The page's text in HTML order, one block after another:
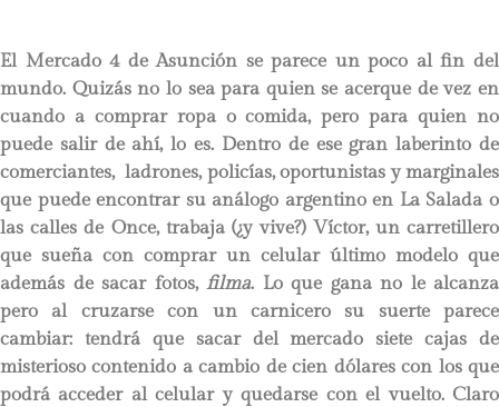
El Mercado 4 de Asunción se parece un poco al fin del
mundo. Quizás no lo sea para quien se acerque de vez en
cuando a comprar ropa o comida, pero para quien no
puede salir de ahí, lo es. Dentro de ese gran laberinto de
comerciantes, ladrones, policías, oportunistas y marginales
que puede encontrar su análogo argentino en La Salada o
las calles de Once, trabaja (¿y vive?) Víctor, un carretillero
que sueña con comprar un celular último modelo que
además de sacar fotos, filma. Lo que gana no le alcanza
pero al cruzarse con un carnicero su suerte parece
cambiar: tendrá que sacar del mercado siete cajas de
misterioso contenido a cambio de cien dólares con los que
podrá acceder al celular y quedarse con el vuelto. Claro